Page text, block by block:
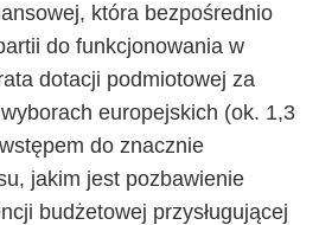
która bezpośrednio
do funkcjonowania w
dotacji podmiotowej za
europejskich (ok. 1,3
do znacznie
jakim jest pozbawienie
budżetowej przysługującej